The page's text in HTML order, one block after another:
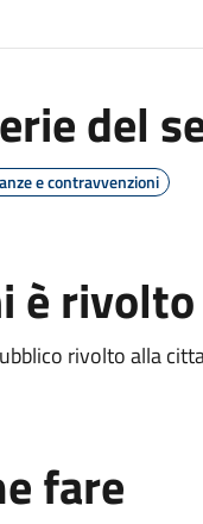
del
e contravvenzioni
è rivolto
rivolto alla
fare